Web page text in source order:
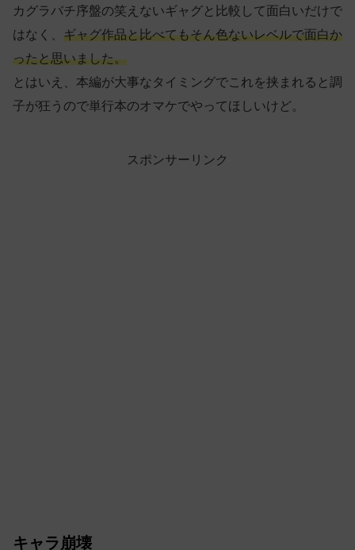
カグラバチ序盤の笑えないギャグと比較して面白いだけで
はなく、 ギャグ作品と比べてもそん色ないレベルで面白か
ったと思いました。
とはいえ、本編が大事なタイミングでこれを挟まれると調
子が狂うので単行本のオマケでやってほしいけど。
スポンサーリンク
キャラ崩壊